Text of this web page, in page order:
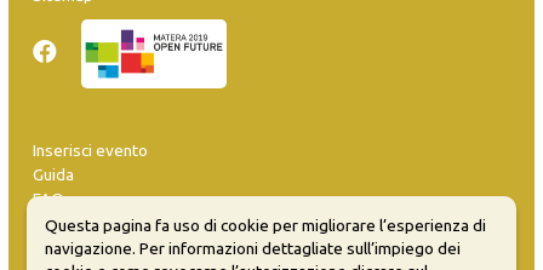
Inserisci evento
Guida
FAQ
info@materaevents.it
Questa pagina fa uso di cookie per migliorare l’esperienza di
navigazione. Per informazioni dettagliate sull’impiego dei